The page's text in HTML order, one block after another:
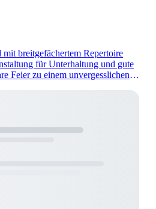
breitgefächertem Repertoire
für Unterhaltung und gute
Feier zu einem unvergesslichen